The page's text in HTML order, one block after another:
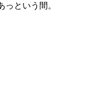
という間。